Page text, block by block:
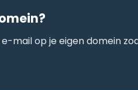
mail op je eigen domein